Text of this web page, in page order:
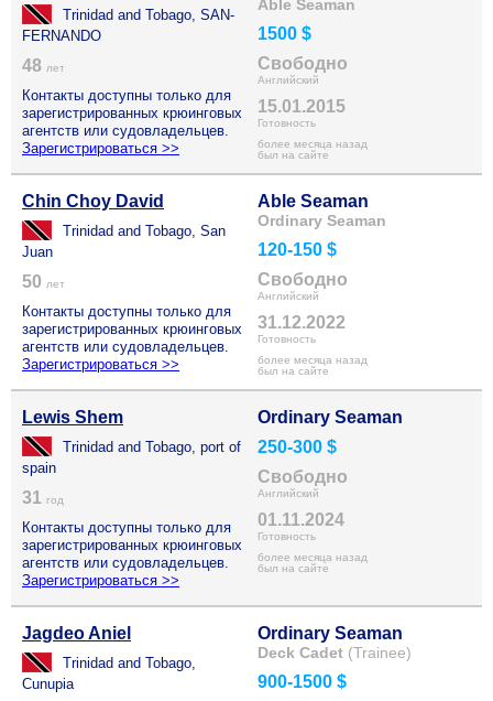
Trinidad and Tobago, SAN-
FERNANDO
48 лет
Контакты доступны только для
зарегистрированных крюинговых
агентств или судовладельцев.
Зарегистрироваться >>
Able Seaman
1500 $
Свободно
Английский
15.01.2015
Готовность
более месяца назад
был на сайте
Chin Choy David
Trinidad and Tobago, San
Juan
50 лет
Контакты доступны только для
зарегистрированных крюинговых
агентств или судовладельцев.
Зарегистрироваться >>
Able Seaman
Ordinary Seaman
120-150 $
Свободно
Английский
31.12.2022
Готовность
более месяца назад
был на сайте
Lewis Shem
Trinidad and Tobago, port of
spain
31 год
Контакты доступны только для
зарегистрированных крюинговых
агентств или судовладельцев.
Зарегистрироваться >>
Ordinary Seaman
250-300 $
Свободно
Английский
01.11.2024
Готовность
более месяца назад
был на сайте
Jagdeo Aniel
Trinidad and Tobago,
Cunupia
Ordinary Seaman
Deck Cadet (Trainee)
900-1500 $